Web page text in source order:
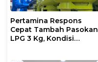
Pertamina Respons
Cepat Tambah Pasokan
LPG 3 Kg, Kondisi